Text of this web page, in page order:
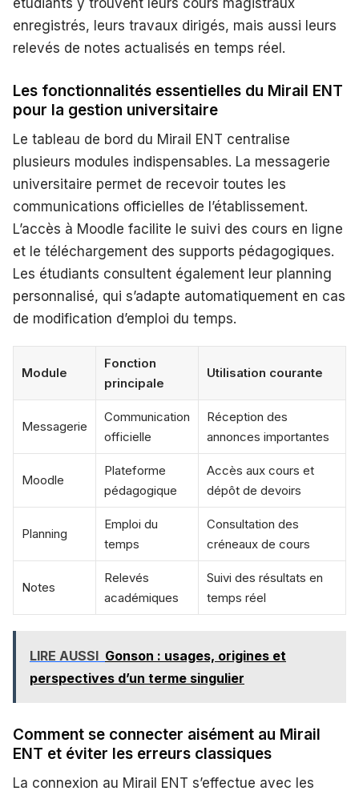
étudiants y trouvent leurs cours magistraux
enregistrés, leurs travaux dirigés, mais aussi leurs
relevés de notes actualisés en temps réel.
Les fonctionnalités essentielles du Mirail ENT
pour la gestion universitaire
Le tableau de bord du Mirail ENT centralise
plusieurs modules indispensables. La messagerie
universitaire permet de recevoir toutes les
communications officielles de l’établissement.
L’accès à Moodle facilite le suivi des cours en ligne
et le téléchargement des supports pédagogiques.
Les étudiants consultent également leur planning
personnalisé, qui s’adapte automatiquement en cas
de modification d’emploi du temps.
Module
Fonction
principale
Utilisation courante
Messagerie
Communication
officielle
Réception des
annonces importantes
Moodle
Plateforme
pédagogique
Accès aux cours et
dépôt de devoirs
Planning
Emploi du
temps
Consultation des
créneaux de cours
Notes
Relevés
académiques
Suivi des résultats en
temps réel
LIRE AUSSI Gonson : usages, origines et
perspectives d’un terme singulier
Comment se connecter aisément au Mirail
ENT et éviter les erreurs classiques
La connexion au Mirail ENT s’effectue avec les